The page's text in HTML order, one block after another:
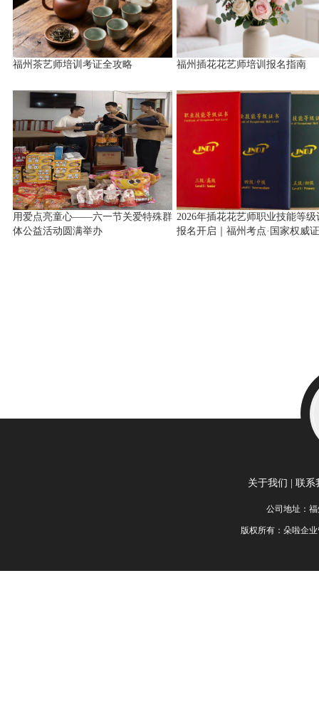
福州茶艺师培训考证全攻略 福州插花花艺师培训报名指南
用爱点亮童心——六一节关爱特殊群
体公益活动圆满举办
2026年插花花艺师职业技能等级
报名开启｜福州考点·国家权威
关于我们 联系
公司地址：
版权所有：朵啦企业